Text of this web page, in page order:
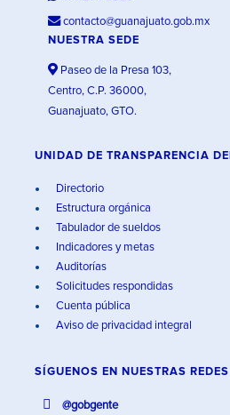
contacto@guanajuato.gob.mx
NUESTRA SEDE
Paseo de la Presa 103,
Centro, C.P. 36000,
Guanajuato, GTO.
UNIDAD DE TRANSPARENCIA
Directorio
Estructura orgánica
Tabulador de sueldos
Indicadores y metas
Auditorías
Solicitudes respondidas
Cuenta pública
Aviso de privacidad integral
SÍGUENOS EN NUESTRAS REDES
@gobgente